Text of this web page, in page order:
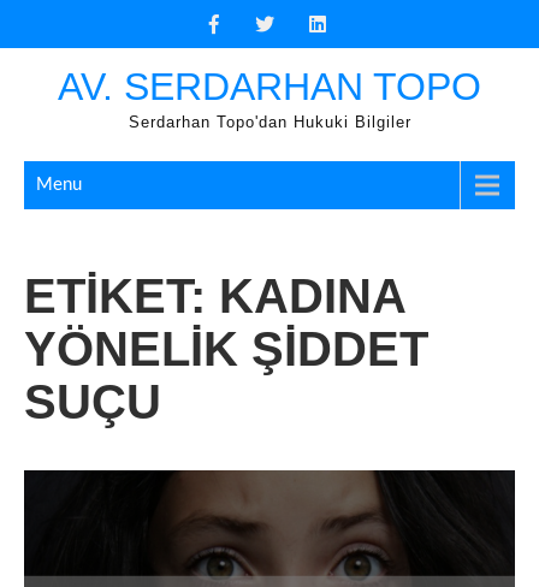
AV. SERDARHAN TOPO
Serdarhan Topo'dan Hukuki Bilgiler
Menu
ETIKET: KADINA
YÖNELIK ŞIDDET
SUÇU